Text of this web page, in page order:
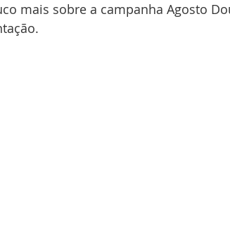
mais sobre a campanha Agosto